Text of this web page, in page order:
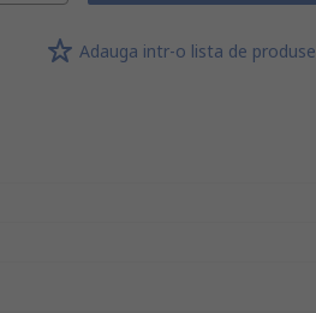
Adauga intr-o lista de produse